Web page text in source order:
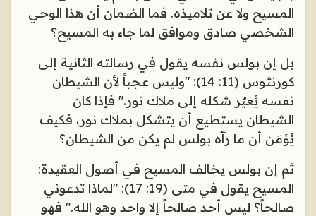
المسيح ولا عن تلاميذه. فما الضمان أن هذا الوحي
الشخصي صادق وموافق لما جاء به المسيح؟
بل إن بولس نفسه يقول في رسالته الثانية إلى
كورنثوس (11: 14): "وليس عجباً لأن الشيطان
نفسه يُغيّر شكله إلى ملاك نور." فإذا كان
الشيطان يستطيع أن يتشكل بملاك نور، فكيف
يُؤمَن أن ما رآه بولس لم يكن من الشيطان؟
ثم إن بولس يخالف المسيح في أصول العقيدة:
المسيح يقول في متى (19: 17): "لماذا تدعوني
صالحاً؟ ليس أحد صالحاً إلا واحد وهو الله." فهو